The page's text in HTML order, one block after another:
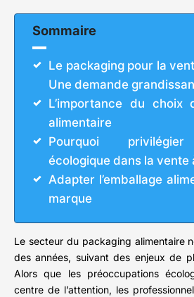
Sommaire
Le packaging pour la
Une demande
L’importance du choix
alimentaire
Pourquoi privilégier
écologique dans la vente
Adapter l’emballage
marque
Le secteur du packaging alimentaire
des années, suivant des enjeux de
Alors que les préoccupations
centre de l’attention, les